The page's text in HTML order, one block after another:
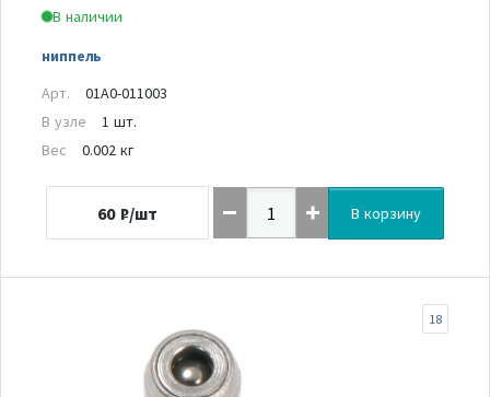
В наличии
ниппель
Арт.
01A0-011003
В узле
1 шт.
Вес
0.002 кг
60 ₽/шт В корзину
18